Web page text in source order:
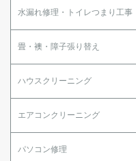
水漏れ修理・トイレつまり工事
畳・襖・障子張り替え
ハウスクリーニング
エアコンクリーニング
パソコン修理